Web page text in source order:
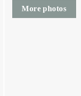
More photos